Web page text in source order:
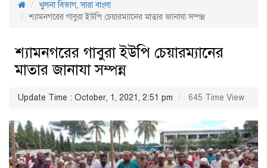
খুলনা বিভাগ,সারা বাংলা
শ্যামনগরের গাবুরা ইউপি চেয়ারম্যানের মাতার জানাযা সম্পন্ন
শ্যামনগরের গাবুরা ইউপি চেয়ারম্যানের
মাতার জানাযা সম্পন্ন
Update Time : October, 1, 2021, 2:51 pm 645 Time View